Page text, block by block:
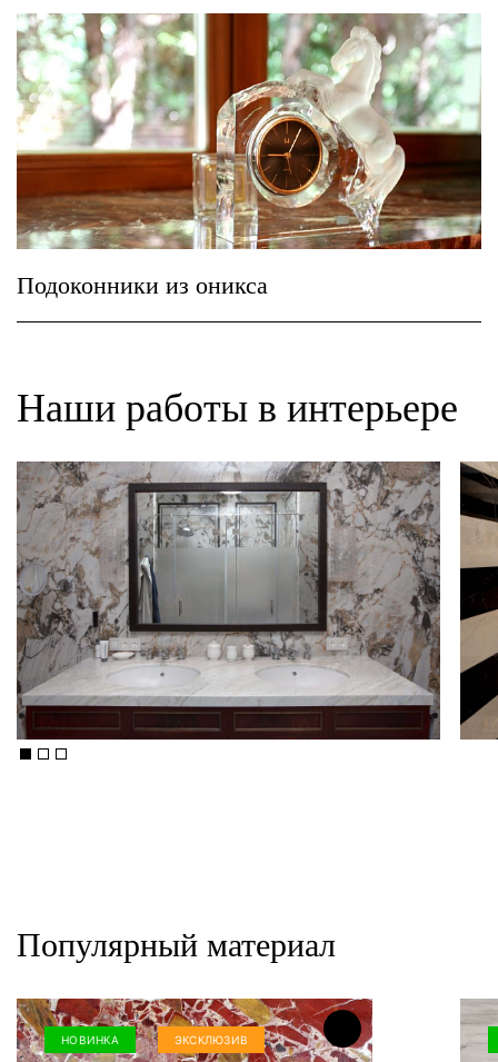
Подоконники из оникса
Наши работы в интерьере
Популярный материал
НОВИНКА ЭКСКЛЮЗИВ